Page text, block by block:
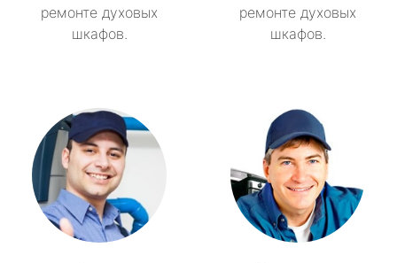
ремонте духовых
шкафов.
ремонте духовых
шкафов.